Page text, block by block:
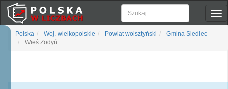
Polska Woj. wielkopolskie Powiat wolsztyński
Gmina Siedlec
Wieś Żodyń